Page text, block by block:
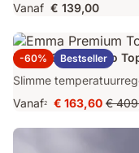
Vanaf € 139,00
-60% Bestseller
Emma Original Pro
Slimme
Vanaf2
Prijs
€ 163,60
€ 163,60
prijs
€